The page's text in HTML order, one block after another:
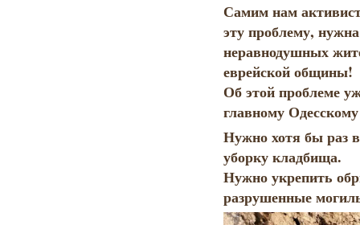
Самим нам
эту проблему,
неравнодушных
еврейской общины!
Об этой проблеме
главному
Нужно хотя бы раз
уборку кладбища.
Нужно укрепить
разрушенные